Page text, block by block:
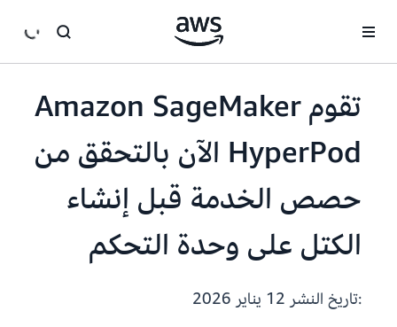
تقوم Amazon SageMaker
HyperPod الآن بالتحقق من
حصص الخدمة قبل إنشاء
الكتل على وحدة التحكم
:تاريخ النشر